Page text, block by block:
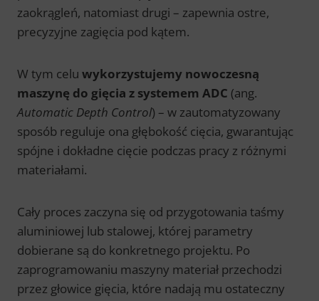
zaokrągleń, natomiast drugi – zapewnia ostre,
precyzyjne zagięcia pod kątem.
W tym celu wykorzystujemy nowoczesną
maszynę do gięcia z systemem ADC (ang.
Automatic Depth Control) – w zautomatyzowany
sposób reguluje ona głębokość cięcia, gwarantując
spójne i dokładne cięcie podczas pracy z różnymi
materiałami.
Cały proces zaczyna się od przygotowania taśmy
aluminiowej lub stalowej, której parametry
dobierane są do konkretnego projektu. Po
zaprogramowaniu maszyny materiał przechodzi
przez głowice gięcia, które nadają mu ostateczny